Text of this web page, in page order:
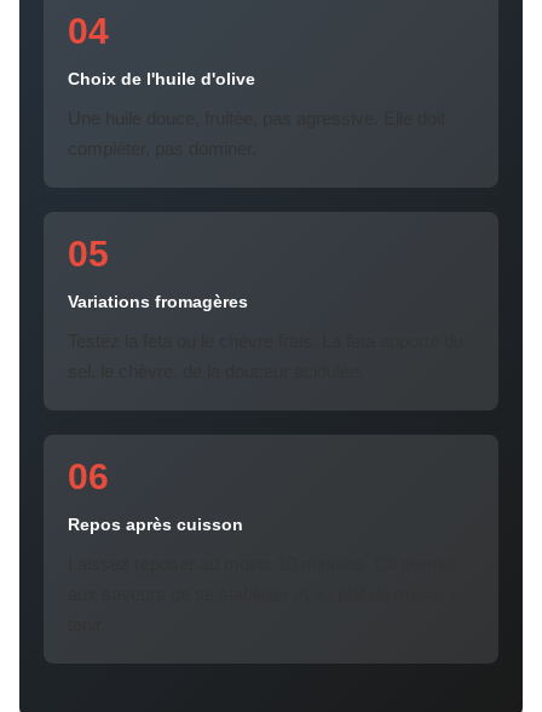
04
Choix de l'huile d'olive
Une huile douce, fruitée, pas agressive. Elle doit
05
Variations fromagères
06
Repos après cuisson